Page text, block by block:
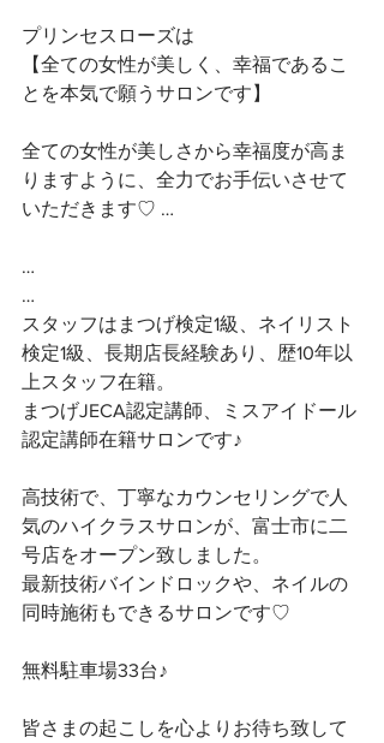
プリンセスローズは
【全ての女性が美しく、幸福であるこ
とを本気で願うサロンです】
全ての女性が美しさから幸福度が高ま
りますように、全力でお手伝いさせて
いただきます♡ …
…
…
スタッフはまつげ検定1級、ネイリスト
検定1級、長期店長経験あり、歴10年以
上スタッフ在籍。
まつげJECA認定講師、ミスアイドール
認定講師在籍サロンです♪
高技術で、丁寧なカウンセリングで人
気のハイクラスサロンが、富士市に二
号店をオープン致しました。
最新技術バインドロックや、ネイルの
同時施術もできるサロンです♡
無料駐車場33台♪
皆さまの起こしを心よりお待ち致して